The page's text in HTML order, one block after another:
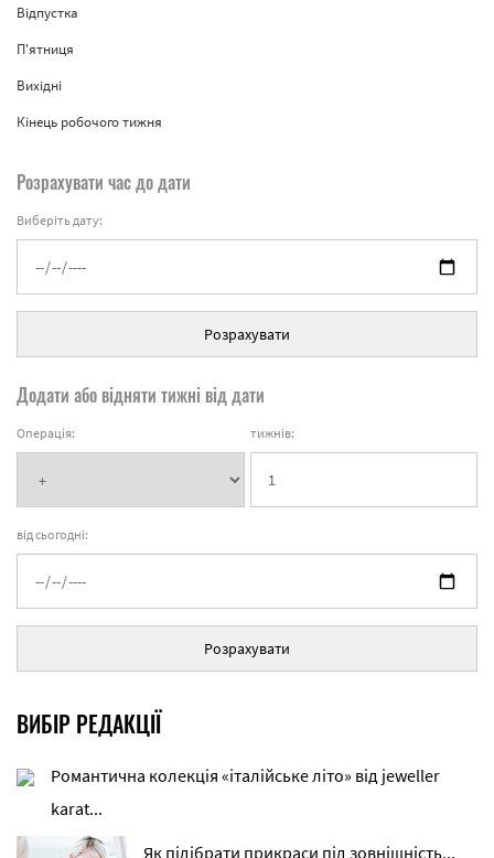
Відпустка
П'ятниця
Вихідні
Кінець робочого тижня
Розрахувати час до дати
Виберіть дату:
Розрахувати
Додати або відняти тижні від дати
Операція: тижнів:
від сьогодні:
Розрахувати
ВИБІР РЕДАКЦІЇ
Романтична колекція «італійське літо» від jeweller
karat...
Як підібрати прикраси під зовнішність...